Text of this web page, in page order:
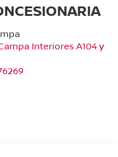
Interiores A104 y